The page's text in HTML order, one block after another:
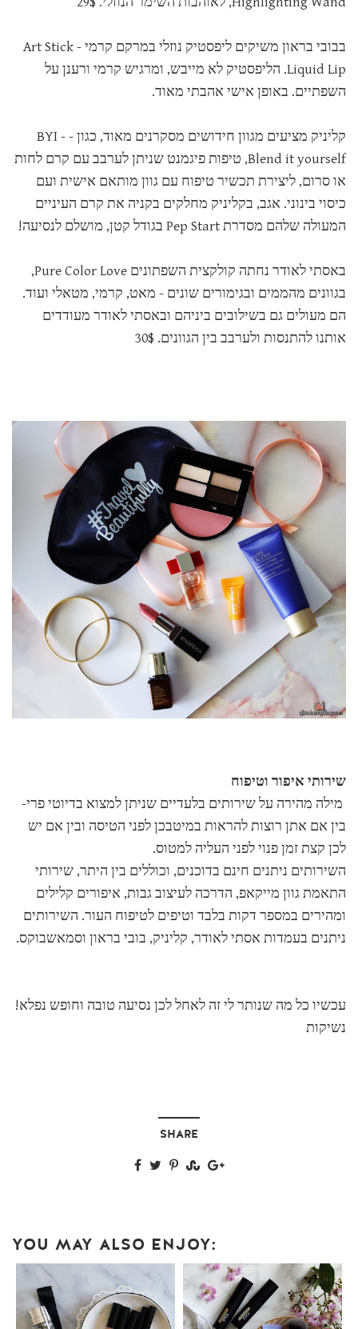
בבובי בראון משיקים ליפסטיק נוזלי במרקם קרמי - Art Stick
Liquid Lip. הליפסטיק לא מייבש, ומרגיש קרמי ורענן על
השפתיים. באופן אישי אהבתי מאוד.
קליניק מציעים מגוון חידושים מסקרנים מאוד, כגון - BYI -
Blend it yourself, טיפות פיגמנט שניתן לערבב עם קרם לחות
או סרום, ליצירת תכשיר טיפוח עם גוון מותאם אישית ועם
כיסוי בינוני. אגב, בקליניק מחלקים בקניה את קרם העיניים
המעולה שלהם מסדרת Pep Start בגודל קטן, מושלם לנסיעה!
באסתי לאודר נחתה קולקצית השפתונים Pure Color Love,
בגוונים מהממים ובגימורים שונים - מאט, קרמי, מטאלי ועוד.
הם מעולים גם בשילובים ביניהם ובאסתי לאודר מעודדים
אותנו להתנסות ולערבב בין הגוונים. 30$
שירותי איפור וטיפוח
מילה מהירה על שירותים בלעדיים שניתן למצוא בדיוטי פרי-
בין אם אתן רוצות להראות במיטבכן לפני הטיסה ובין אם יש
לכן קצת זמן פנוי לפני העליה למטוס.
השירותים ניתנים חינם בדוכנים, וכוללים בין היתר, שירותי
התאמת גוון מייקאפ, הדרכה לעיצוב גבות, איפורים קלילים
ומהירים במספר דקות בלבד וטיפים לטיפוח העור. השירותים
ניתנים בעמדות אסתי לאודר, קליניק, בובי בראון וסמאשבוקס.
עכשיו כל מה שנותר לי זה לאחל לכן נסיעה טובה וחופש נפלא!
נשיקות
SHARE
YOU MAY ALSO ENJOY: